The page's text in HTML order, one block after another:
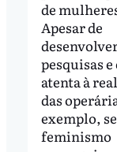
de
Apesar de
pesquisas
atenta à
das
exemplo,
feminismo